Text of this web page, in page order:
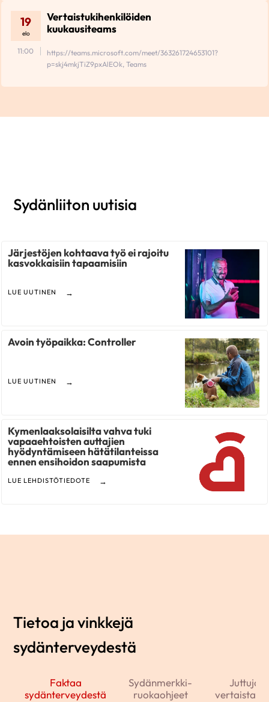
19
elo
Vertaistukihenkilöiden
kuukausiteams
11:00
https://teams.microsoft.com/meet/363261724653101?
p=skj4mkjTiZ9pxAlEOk, Teams
Sydänliiton uutisia
Järjestöjen kohtaava työ ei rajoitu
kasvokkaisiin tapaamisiin
LUE UUTINEN
Avoin työpaikka: Controller
LUE UUTINEN
Kymenlaaksolaisilta vahva tuki
vapaaehtoisten auttajien
hyödyntämiseen hätätilanteissa
ennen ensihoidon saapumista
LUE LEHDISTÖTIEDOTE
Tietoa ja vinkkejä
sydänterveydestä
Faktaa
sydänterveydestä
Sydänmerkki-
ruokaohjeet
Juttuja